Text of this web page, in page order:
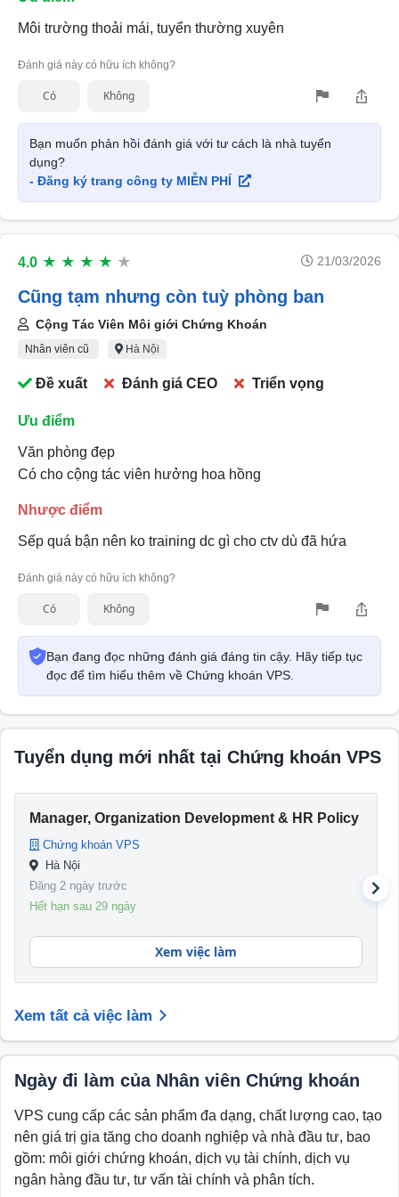
Môi trường thoải mái, tuyển thường xuyên
Đánh giá này có hữu ích không?
Có Không
Bạn muốn phản hồi đánh giá với tư cách là nhà tuyển
dụng?
- Đăng ký trang công ty MIỄN PHÍ
4.0 ★ ★ ★ ★ ★ 21/03/2026
Cũng tạm nhưng còn tuỳ phòng ban
Cộng Tác Viên Môi giới Chứng Khoán
Nhân viên cũ Hà Nội
Đề xuất Đánh giá CEO Triển vọng
Ưu điểm
Văn phòng đẹp
Có cho cộng tác viên hưởng hoa hồng
Nhược điểm
Sếp quá bận nên ko training dc gì cho ctv dù đã hứa
Đánh giá này có hữu ích không?
Có Không
Bạn đang đọc những đánh giá đáng tin cậy. Hãy tiếp tục
đọc để tìm hiểu thêm về Chứng khoán VPS.
Tuyển dụng mới nhất tại Chứng khoán VPS
Manager, Organization Development & HR Policy
Chứng khoán VPS
Hà Nội
Đăng 2 ngày trước
Hết hạn sau 29 ngày
Xem việc làm
Xem tất cả việc làm
Ngày đi làm của Nhân viên Chứng khoán
VPS cung cấp các sản phẩm đa dạng, chất lượng cao, tạo
nên giá trị gia tăng cho doanh nghiệp và nhà đầu tư, bao
gồm: môi giới chứng khoán, dịch vụ tài chính, dịch vụ
ngân hàng đầu tư, tư vấn tài chính và phân tích.